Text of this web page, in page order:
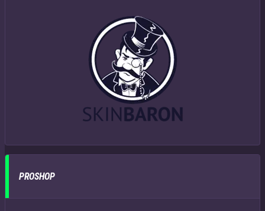
PROSHOP